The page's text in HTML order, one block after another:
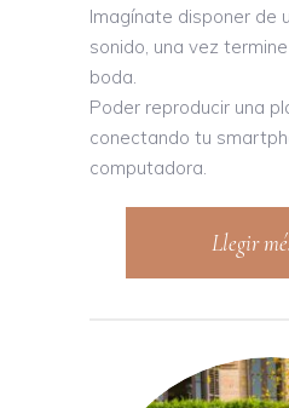
Imagínate disponer de
sonido, una vez
boda.
Poder reproducir una
conectando tu
computadora.
Llegir